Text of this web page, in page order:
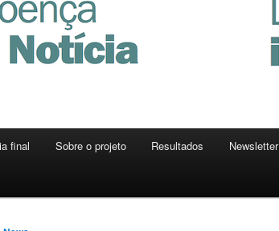
final Sobre o projeto Resultados Newsletter